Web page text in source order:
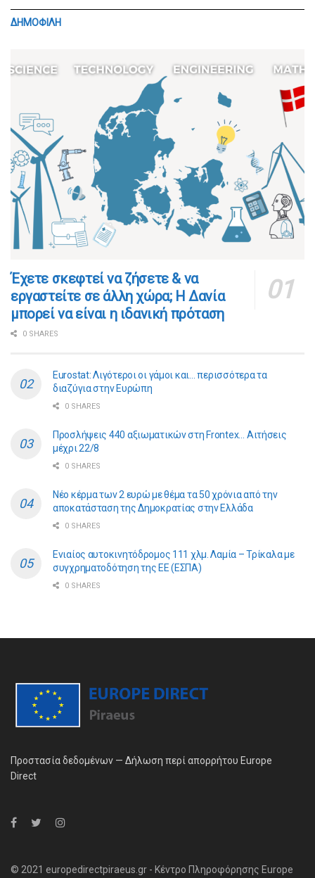
ΔΗΜΟΦΙΛΗ
​​Έχετε σκεφτεί να ζήσετε & να
εργαστείτε σε άλλη χώρα; Η Δανία
μπορεί να είναι η ιδανική πρόταση
0 SHARES
Eurostat: Λιγότεροι οι γάμοι και… περισσότερα τα
διαζύγια στην Ευρώπη
0 SHARES
Προσλήψεις 440 αξιωματικών στη Frontex… Αιτήσεις
μέχρι 22/8
0 SHARES
Νέο κέρμα των 2 ευρώ με θέμα τα 50 χρόνια από την
αποκατάσταση της Δημοκρατίας στην Ελλάδα
0 SHARES
Ενιαίος αυτοκινητόδρομος 111 χλμ. Λαμία – Τρίκαλα με
συγχρηματοδότηση της ΕE (ΕΣΠΑ)
0 SHARES
Προστασία δεδομένων — Δήλωση περί απορρήτου Europe
Direct
© 2021 europedirectpiraeus.gr - Κέντρο Πληροφόρησης Europe